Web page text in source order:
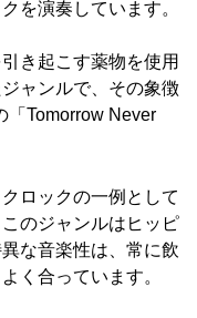
を演奏しています。
き起こす薬物を使用
ャンルで、その象徴
「Tomorrow Never
ロックの一例として
のジャンルはヒッピ
な音楽性は、常に飲
く合っています。